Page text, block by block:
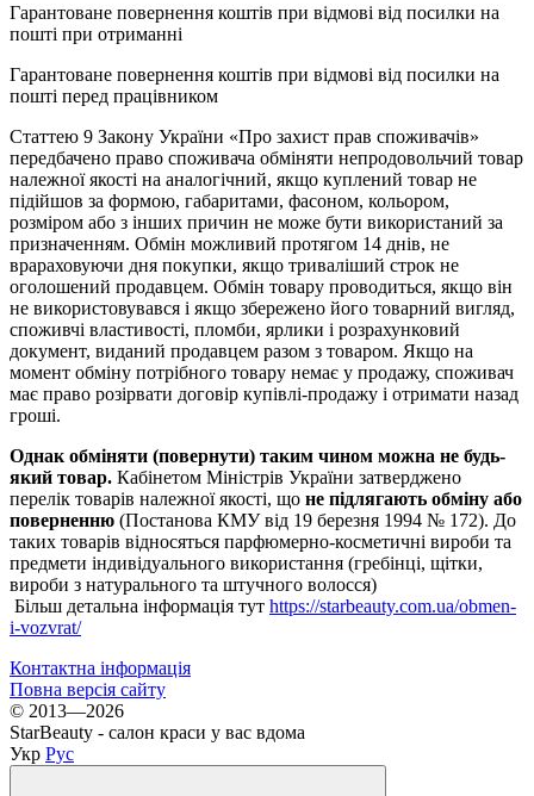
Гарантоване повернення коштів при відмові від посилки на
пошті при отриманні
Гарантоване повернення коштів при відмові від посилки на
пошті перед працівником
Статтею 9 Закону України «Про захист прав споживачів»
передбачено право споживача обміняти непродовольчий товар
належної якості на аналогічний, якщо куплений товар не
підійшов за формою, габаритами, фасоном, кольором,
розміром або з інших причин не може бути використаний за
призначенням. Обмін можливий протягом 14 днів, не
врараховуючи дня покупки, якщо триваліший строк не
оголошений продавцем. Обмін товару проводиться, якщо він
не використовувався і якщо збережено його товарний вигляд,
споживчі властивості, пломби, ярлики і розрахунковий
документ, виданий продавцем разом з товаром. Якщо на
момент обміну потрібного товару немає у продажу, споживач
має право розірвати договір купівлі-продажу і отримати назад
гроші.
Однак обміняти (повернути) таким чином можна не будь-
який товар. Кабінетом Міністрів України затверджено
перелік товарів належної якості, що не підлягають обміну або
поверненню (Постанова КМУ від 19 березня 1994 № 172). До
таких товарів відносяться парфюмерно-косметичні вироби та
предмети індивідуального використання (гребінці, щітки,
вироби з натурального та штучного волосся)
Більш детальна інформація тут https://starbeauty.com.ua/obmen-
i-vozvrat/
Контактна інформація
Повна версія сайту
© 2013—2026
StarBeauty - салон краси у вас вдома
Укр Рус